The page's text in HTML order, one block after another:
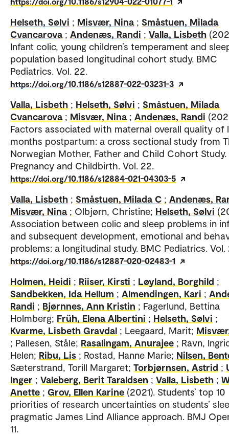
Helseth, Sølvi ; Misvær, Nina ; Småstuen, Milada
Cvancarova ; Andenæs, Randi ; Valla, Lisbeth
Infant colic, young children’s temperament and
population based longitudinal cohort study. BMC
Pediatrics. Vol. 22.
https://doi.org/10.1186/s12887-022-03231-3
Valla, Lisbeth ; Helseth, Sølvi ; Småstuen, Milada
Cvancarova ; Misvær, Nina ; Andenæs, Randi
Factors associated with maternal overall quality of
months postpartum: a cross sectional study from
Norwegian Mother, Father and Child Cohort Study.
Pregnancy and Childbirth. Vol. 22.
https://doi.org/10.1186/s12884-021-04303-5
Valla, Lisbeth ; Småstuen, Milada C ; Andenæs,
Misvær, Nina ; Olbjørn, Christine; Helseth, Sølvi
Association between colic and sleep problems in
and subsequent development, emotional and
problems: a longitudinal study. BMC Pediatrics. Vol.
https://doi.org/10.1186/s12887-020-02483-1
Holmen, Heidi ; Riiser, Kirsti ; Løyland, Borghild ;
Sandbekken, Ida Hellum ; Almendingen, Kari ;
Randi ; Bjørnnes, Ann Kristin ; Fagerlund, Bettina
Holmberg; Früh, Elena Albertini ; Helseth, Sølvi ;
Kvarme, Lisbeth Gravdal ; Leegaard, Marit;
; Pallesen, Ståle; Rasalingam, Anurajee ; Ravn,
Helen; Ribu, Lis ; Rostad, Hanne Marie; Nilsen,
Sæterstrand, Torill Margaret; Torbjørnsen, Astrid ;
Inger ; Valeberg, Berit Taraldsen ; Valla, Lisbeth ;
Anette ; Grov, Ellen Karine (2021). Students’ top 10
priorities of research uncertainties on students’
pragmatic James Lind Alliance approach. BMJ
11.